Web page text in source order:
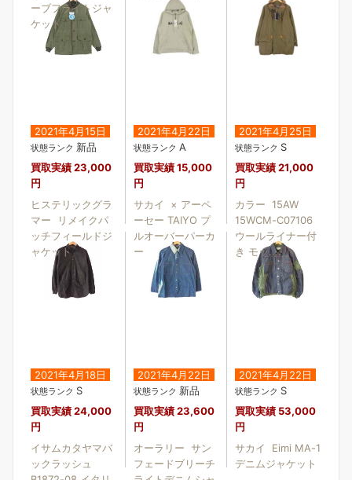
ーブフライトジャ
ケット
2021年4月15日
状態ランク 新品
買取実績23,000
円
ヒステリックグラ
マー リメイクパ
ッチフィールドジ
ャケット
2021年4月22日
状態ランク A
買取実績15,000
円
サカイ × アーペ
ーセー TAIYO プ
ルオーバーパーカ
ー
2021年4月25日
状態ランク S
買取実績21,000
円
カラー 15AW
15WCM-C07106
ウールライナー付
き モッ....
2021年4月18日
状態ランク S
買取実績24,000
円
イサムカタヤマバ
ックラッシュ
2021年4月22日
状態ランク 新品
買取実績23,600
円
オーラリー サン
フェードブリーチ
2021年4月22日
状態ランク S
買取実績 53,000
円
サカイ Eimi MA-1
デニムジャケット